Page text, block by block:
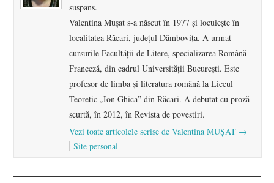
suspans.
Valentina Muşat s-a născut în 1977 şi locuieşte în
localitatea Răcari, judeţul Dâmboviţa. A urmat
cursurile Facultăţii de Litere, specializarea Română-
Franceză, din cadrul Universităţii Bucureşti. Este
profesor de limba şi literatura română la Liceul
Teoretic „Ion Ghica” din Răcari. A debutat cu proză
scurtă, în 2012, în Revista de povestiri.
Vezi toate articolele scrise de Valentina MUŞAT →
Site personal